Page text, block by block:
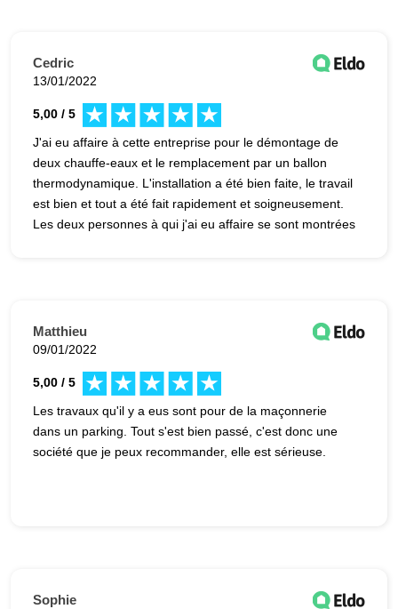
Cedric
13/01/2022
5,00 / 5
J'ai eu affaire à cette entreprise pour le démontage de
deux chauffe-eaux et le remplacement par un ballon
thermodynamique. L'installation a été bien faite, le travail
est bien et tout a été fait rapidement et soigneusement.
Les deux personnes à qui j'ai eu affaire se sont montrées
Matthieu
09/01/2022
5,00 / 5
Les travaux qu'il y a eus sont pour de la maçonnerie
dans un parking. Tout s'est bien passé, c'est donc une
société que je peux recommander, elle est sérieuse.
Sophie